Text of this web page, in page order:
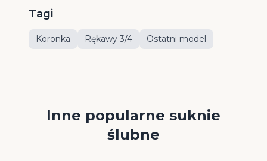
Tagi
Koronka Rękawy 3/4 Ostatni model
Inne popularne suknie
ślubne